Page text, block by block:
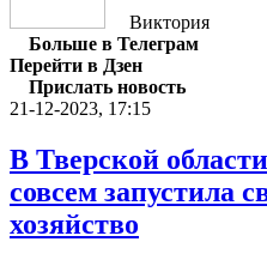
Виктория
Больше в Телеграм
Перейти в Дзен
Прислать новость
21-12-2023, 17:15
В Тверской
совсем запустила
хозяйство